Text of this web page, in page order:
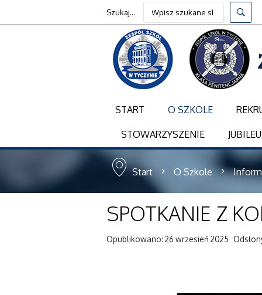
Szukaj...
START O SZKOLE
STOWARZYSZENIE
Start O Szkole
SPOTKANIE Z
Opublikowano: 26 wrzesień 2025